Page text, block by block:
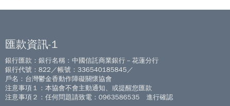
匯款資訊-1
銀行匯款：銀行名稱：中國信託商業銀行－花蓮分行
銀行代號：822／帳號：336540185845／
戶名：台灣鬱金香動作障礙關懷協會
注意事項１：本協會不會主動通知、或提醒您匯款
注意事項２：任何問題請致電：0963586535 進行確認